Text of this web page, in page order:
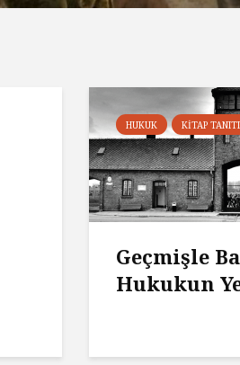
HUKUK KITAP
Geçmişle
Hukukun